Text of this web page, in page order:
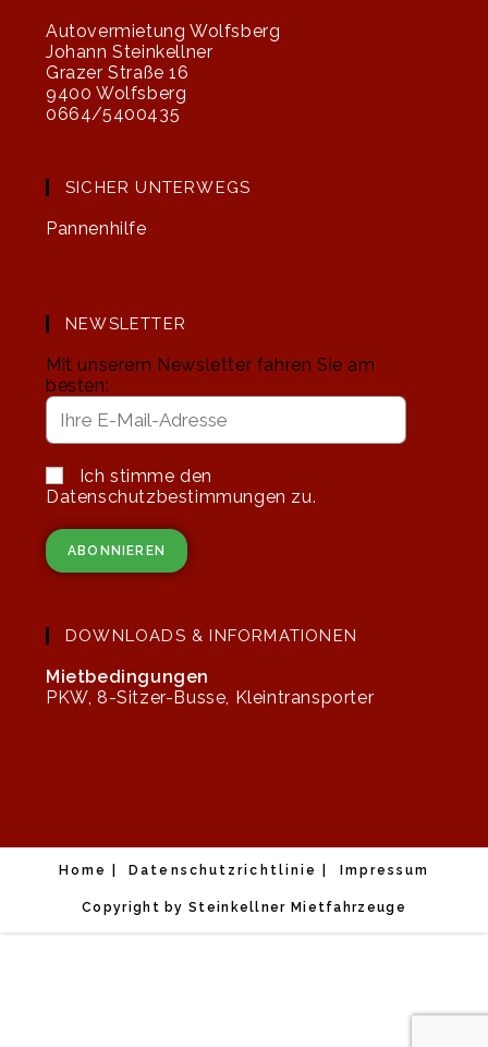
Autovermietung Wolfsberg
Johann Steinkellner
Grazer Straße 16
9400 Wolfsberg
0664/5400435
SICHER UNTERWEGS
Pannenhilfe
NEWSLETTER
Mit unserem Newsletter fahren Sie am
besten:
Ich stimme den
Datenschutzbestimmungen zu.
DOWNLOADS & INFORMATIONEN
Mietbedingungen
PKW, 8-Sitzer-Busse, Kleintransporter
Home Datenschutzrichtlinie Impressum
Copyright by Steinkellner Mietfahrzeuge